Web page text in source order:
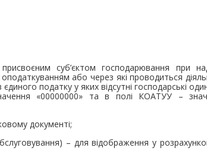
суб’єктом господарювання при
або через які проводиться
податку у яких відсутні господарські
«00000000» та в полі КОАТУУ –
документі;
– для відображення у